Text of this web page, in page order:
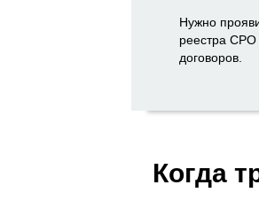
Нужно
реестра СРО
договоров.
Когда